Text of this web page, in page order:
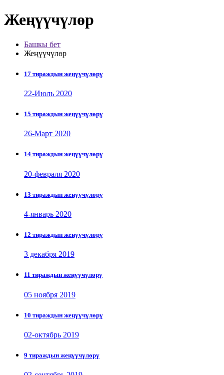
Жеңүүчүлөр
Башкы бет
Жеңүүчүлөр
17 тираждын жеңүүчүлөрү
22-Июль 2020
15 тираждын жеңүүчүлөрү
26-Март 2020
14 тираждын жеңүүчүлөрү
20-февраля 2020
13 тираждын жеңүүчүлөрү
4-январь 2020
12 тираждын жеңүүчүлөрү
3 декабря 2019
11 тираждын жеңүүчүлөрү
05 ноября 2019
10 тираждын жеңүүчүлөрү
02-октябрь 2019
9 тираждын жеңүүчүлөрү